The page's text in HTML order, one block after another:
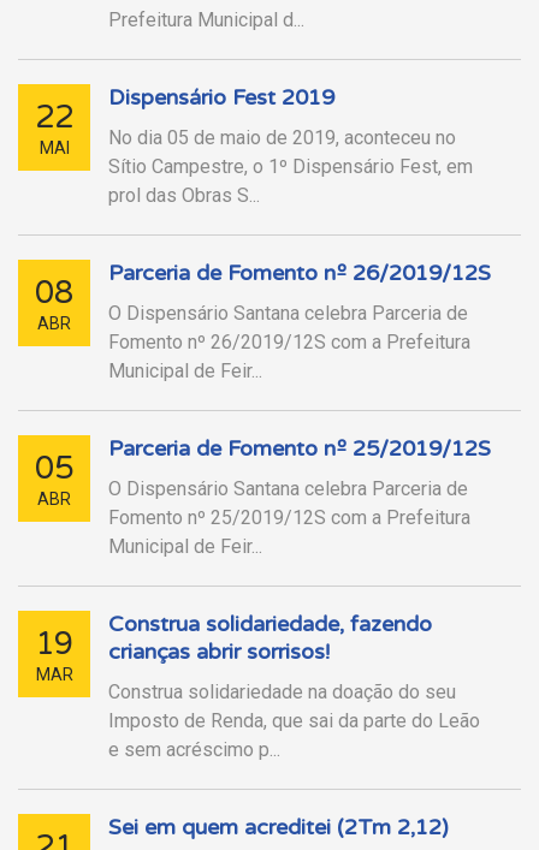
Prefeitura Municipal d...
22
MAI
Dispensário Fest 2019
No dia 05 de maio de 2019, aconteceu no
Sítio Campestre, o 1º Dispensário Fest, em
prol das Obras S...
08
ABR
Parceria de Fomento nº 26/2019/12S
O Dispensário Santana celebra Parceria de
Fomento nº 26/2019/12S com a Prefeitura
Municipal de Feir...
05
ABR
Parceria de Fomento nº 25/2019/12S
O Dispensário Santana celebra Parceria de
Fomento nº 25/2019/12S com a Prefeitura
Municipal de Feir...
19
MAR
Construa solidariedade, fazendo
crianças abrir sorrisos!
Construa solidariedade na doação do seu
Imposto de Renda, que sai da parte do Leão
e sem acréscimo p...
Sei em quem acreditei (2Tm 2,12)